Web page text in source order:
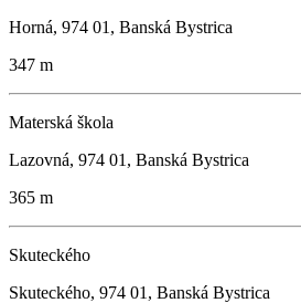
Horná, 974 01, Banská Bystrica
347 m
Materská škola
Lazovná, 974 01, Banská Bystrica
365 m
Skuteckého
Skuteckého, 974 01, Banská Bystrica